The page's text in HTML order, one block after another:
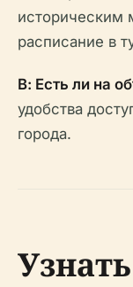
историческим
расписание в
В: Есть ли на
удобства
города.